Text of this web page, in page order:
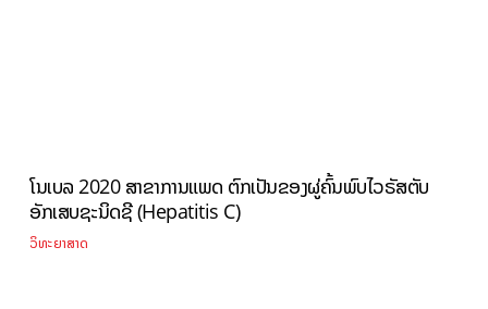
ໂນເບລ 2020 ສາຂາການແພດ ຕົກເປັນຂອງຜູ່ຄົ້ນພົບໄວຣັສຕັບ
ອັກເສບຊະນິດຊີ (Hepatitis C)
ວິທະຍາສາດ